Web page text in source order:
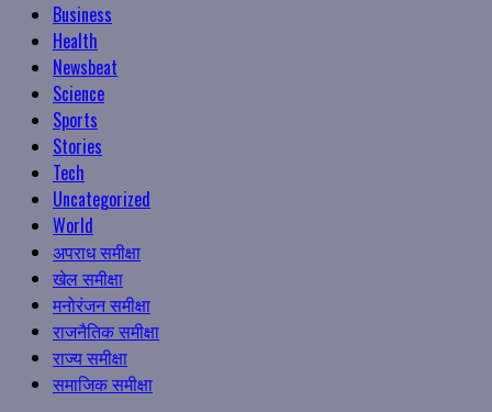
Business
Health
Newsbeat
Science
Sports
Stories
Tech
Uncategorized
World
अपराध समीक्षा
खेल समीक्षा
मनोरंजन समीक्षा
राजनैतिक समीक्षा
राज्य समीक्षा
समाजिक समीक्षा